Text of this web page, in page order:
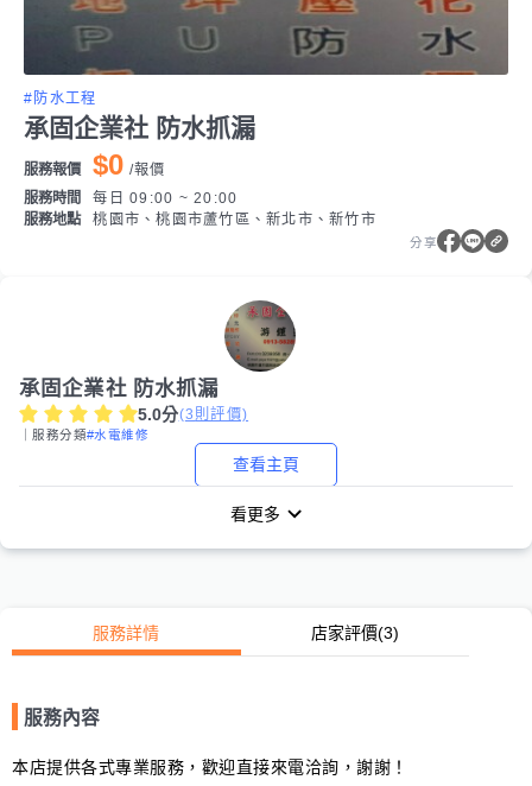
#防水工程
承固企業社 防水抓漏
服務報價 $0 /報價
服務時間
每日 09:00 ~ 20:00
服務地點
桃園市、桃園市蘆竹區、新北市、新竹市
分享
承固企業社 防水抓漏
5.0分(3 則評價)
｜服務分類#水電維修
查看主頁
看更多
服務詳情 店家評價(3)
服務內容
本店提供各式專業服務，歡迎直接來電洽詢，謝謝！